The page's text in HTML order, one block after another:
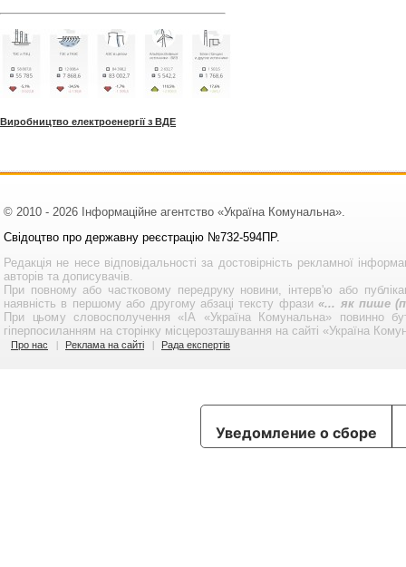
Виробництво електроенергії з ВДЕ
© 2010 - 2026 Інформаційне агентство «Україна Комунальна».
Свідоцтво про державну реєстрацію №732-594ПР.
Редакція не несе відповідальності за достовірність рекламної
авторів та дописувачів.
При повному або частковому передруку новини, інтерв'ю або
наявність в першому або другому абзаці тексту фрази«... як пише
При цьому словосполучення «ІА «Україна Комунальна» повинно
гіперпосиланням на сторінку місцерозташування на сайті «Україна
Про нас Реклама на сайті Рада експертів
Уведомление о сборе